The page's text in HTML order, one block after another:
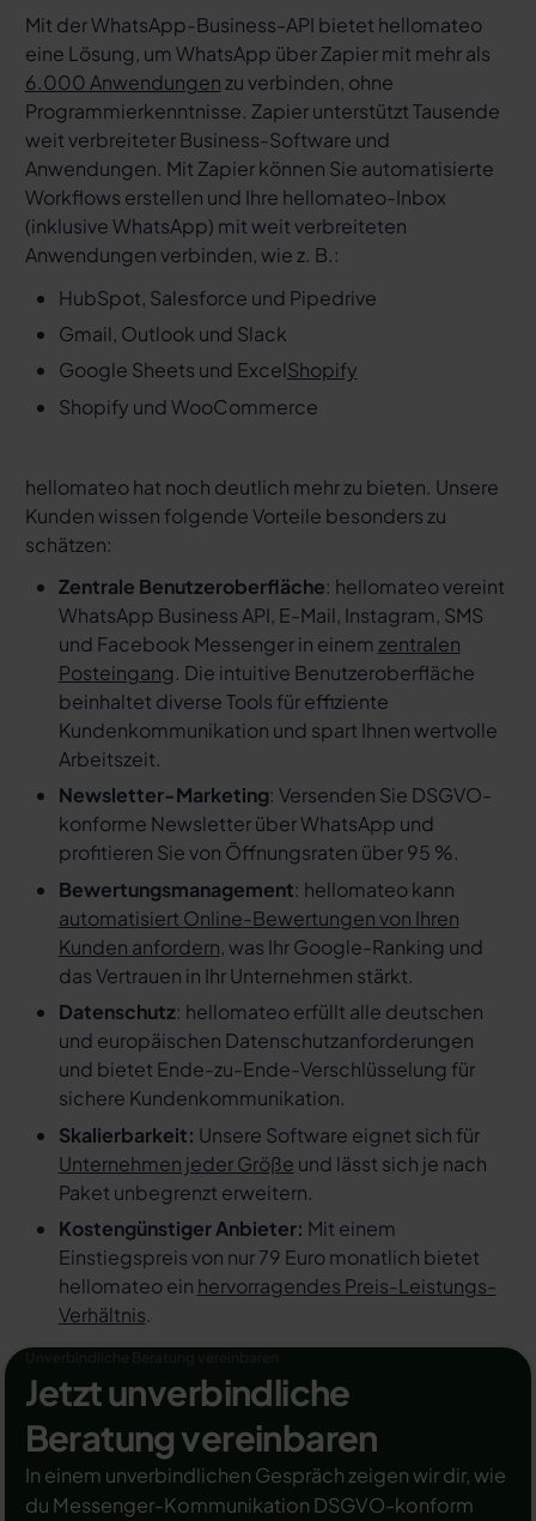
Mit der WhatsApp-Business-API bietet hellomateo
eine Lösung, um WhatsApp über Zapier mit mehr als
6.000 Anwendungenzu verbinden, ohne
Programmierkenntnisse. Zapier unterstützt Tausende
weit verbreiteter Business-Software und
Anwendungen. Mit Zapier können Sie automatisierte
Workflows erstellen und Ihre hellomateo-Inbox
(inklusive WhatsApp) mit weit verbreiteten
Anwendungen verbinden, wie z. B.:
HubSpot, Salesforce und Pipedrive
Gmail, Outlook und Slack
Google Sheets und ExcelShopify
Shopify und WooCommerce
hellomateo hat noch deutlich mehr zu bieten. Unsere
Kunden wissen folgende Vorteile besonders zu
schätzen:
Zentrale Benutzeroberfläche: hellomateo vereint
WhatsApp Business API, E-Mail, Instagram, SMS
und Facebook Messenger in einem zentralen
Posteingang. Die intuitive Benutzeroberfläche
beinhaltet diverse Tools für effiziente
Kundenkommunikation und spart Ihnen wertvolle
Arbeitszeit.
Newsletter-Marketing: Versenden Sie DSGVO-
konforme Newsletter über WhatsApp und
profitieren Sie von Öffnungsraten über 95 %.
Bewertungsmanagement: hellomateo kann
automatisiert Online-Bewertungen von Ihren
Kunden anfordern, was Ihr Google-Ranking und
das Vertrauen in Ihr Unternehmen stärkt.
Datenschutz: hellomateo erfüllt alle deutschen
und europäischen Datenschutzanforderungen
und bietet Ende-zu-Ende-Verschlüsselung für
sichere Kundenkommunikation.
Skalierbarkeit: Unsere Software eignet sich für
Unternehmen jeder Größe und lässt sich je nach
Paket unbegrenzt erweitern.
Kostengünstiger Anbieter: Mit einem
Einstiegspreis von nur 79 Euro monatlich bietet
hellomateo ein hervorragendes Preis-Leistungs-
Verhältnis.
Jetzt unverbindliche
Beratung vereinbaren
In einem unverbindlichen Gespräch zeigen wir dir, wie
du Messenger-Kommunikation DSGVO-konform